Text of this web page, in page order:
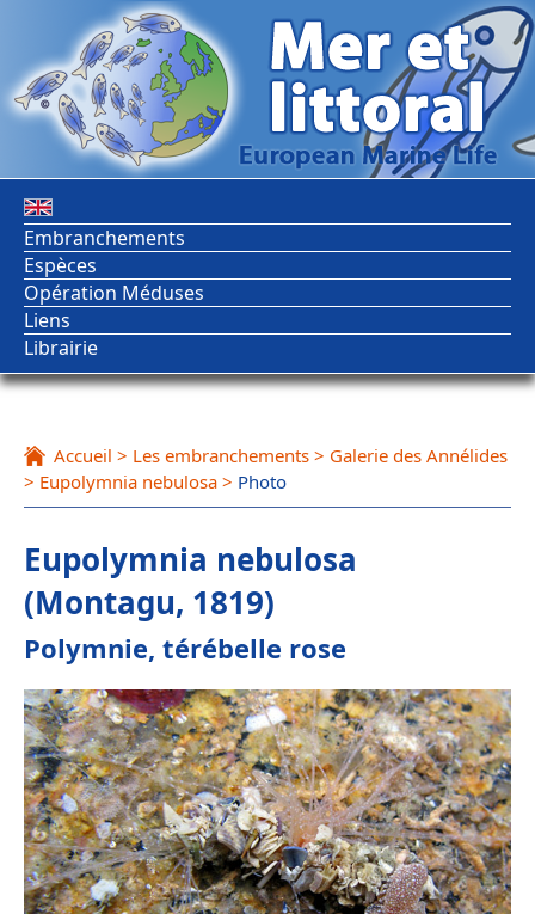
Embranchements
Espèces
Opération Méduses
Liens
Librairie
Accueil > Les embranchements > Galerie des Annélides
> Eupolymnia nebulosa > Photo
Eupolymnia nebulosa
(Montagu, 1819)
Polymnie, térébelle rose